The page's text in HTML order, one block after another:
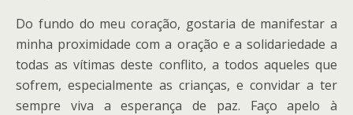
Do fundo do meu coração, gostaria de manifestar a
minha proximidade com a oração e a solidariedade a
todas as vítimas deste conflito, a todos aqueles que
sofrem, especialmente as crianças, e convidar a ter
sempre viva a esperança de paz. Faço apelo à